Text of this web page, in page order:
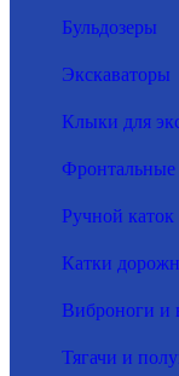
Бульдозеры
Экскаваторы
Клыки для
Фронтальные
Ручной каток
Катки
Виброноги и
Тягачи и